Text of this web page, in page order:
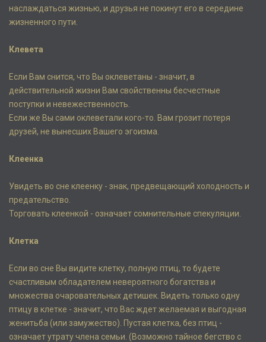
наслаждаться жизнью, и друзья не покинут его в середине
жизненного пути.
Клевета
Если Вам снится, что Вы оклеветаны - значит, в
действительной жизни Вам свойственны бесчестные
поступки и невежественность.
Если же Вы сами оклеветали кого-то. Вам грозит потеря
друзей, не вынесших Вашего эгоизма.
Клеенка
Увидеть во сне клеенку - знак, предвещающий холодность и
предательство.
Торговать клеенкой - означает сомнительные спекуляции.
Клетка
Если во сне Вы видите клетку, полную птиц, то будете
счастливым обладателем невероятного богатства и
множества очаровательных детишек. Видеть только одну
птицу в клетке - значит, что Вас ждет желаемая и выгодная
женитьба (или замужество). Пустая клетка, без птиц -
означает утрату члена семьи. (Возможно тайное бегство с